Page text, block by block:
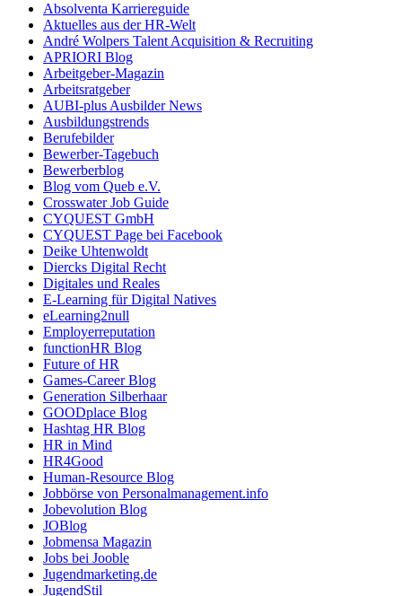
Absolventa Karriereguide
Aktuelles aus der HR-Welt
André Wolpers Talent Acquisition & Recruiting
APRIORI Blog
Arbeitgeber-Magazin
Arbeitsratgeber
AUBI-plus Ausbilder News
Ausbildungstrends
Berufebilder
Bewerber-Tagebuch
Bewerberblog
Blog vom Queb e.V.
Crosswater Job Guide
CYQUEST GmbH
CYQUEST Page bei Facebook
Deike Uhtenwoldt
Diercks Digital Recht
Digitales und Reales
E-Learning für Digital Natives
eLearning2null
Employerreputation
functionHR Blog
Future of HR
Games-Career Blog
Generation Silberhaar
GOODplace Blog
Hashtag HR Blog
HR in Mind
HR4Good
Human-Resource Blog
Jobbörse von Personalmanagement.info
Jobevolution Blog
JOBlog
Jobmensa Magazin
Jobs bei Jooble
Jugendmarketing.de
JugendStil